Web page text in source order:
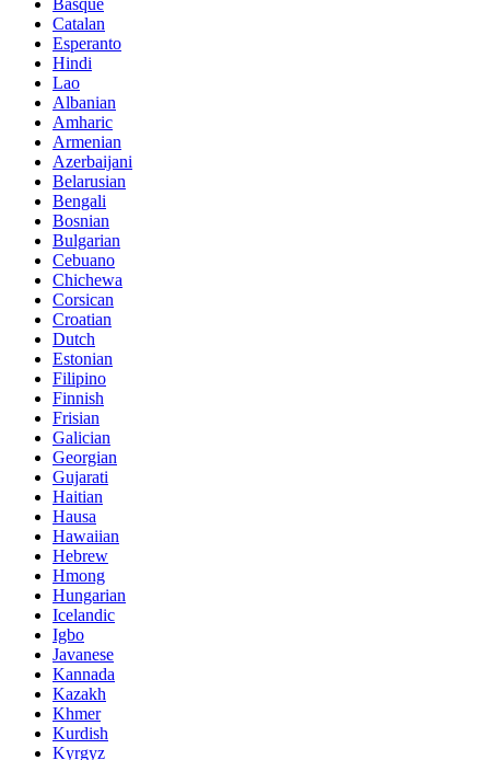
Catalan
Esperanto
Hindi
Lao
Albanian
Amharic
Armenian
Azerbaijani
Belarusian
Bengali
Bosnian
Bulgarian
Cebuano
Chichewa
Corsican
Croatian
Dutch
Estonian
Filipino
Finnish
Frisian
Galician
Georgian
Gujarati
Haitian
Hausa
Hawaiian
Hebrew
Hmong
Hungarian
Icelandic
Igbo
Javanese
Kannada
Kazakh
Khmer
Kurdish
Kyrgyz